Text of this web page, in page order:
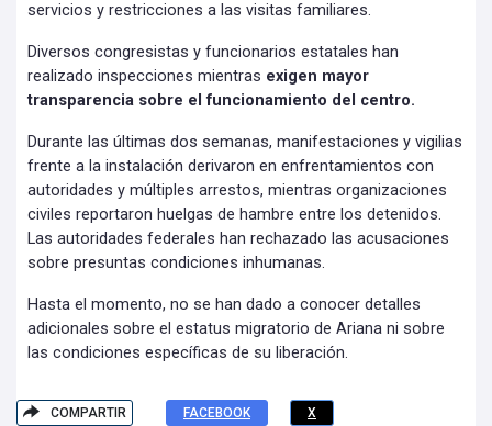
servicios y restricciones a las visitas familiares.
Diversos congresistas y funcionarios estatales han
realizado inspecciones mientras exigen mayor
transparencia sobre el funcionamiento del centro.
Durante las últimas dos semanas, manifestaciones y vigilias
frente a la instalación derivaron en enfrentamientos con
autoridades y múltiples arrestos, mientras organizaciones
civiles reportaron huelgas de hambre entre los detenidos.
Las autoridades federales han rechazado las acusaciones
sobre presuntas condiciones inhumanas.
Hasta el momento, no se han dado a conocer detalles
adicionales sobre el estatus migratorio de Ariana ni sobre
las condiciones específicas de su liberación.
COMPARTIR FACEBOOK X